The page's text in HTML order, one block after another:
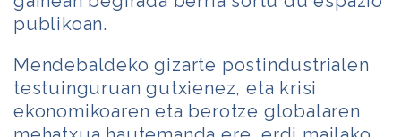
publikoan.
Mendebaldeko gizarte postindustrialen
testuinguruan gutxienez, eta krisi
ekonomikoaren eta berotze globalaren